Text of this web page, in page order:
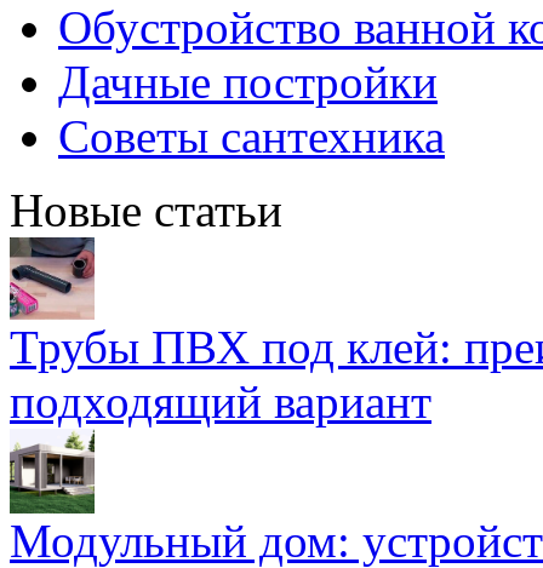
Обустройство ванной
Дачные постройки
Советы сантехника
Новые статьи
Трубы ПВХ под клей:
подходящий вариант
Модульный дом: